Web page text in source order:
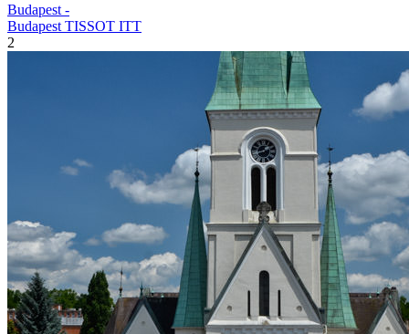
Budapest -
Budapest TISSOT ITT
2